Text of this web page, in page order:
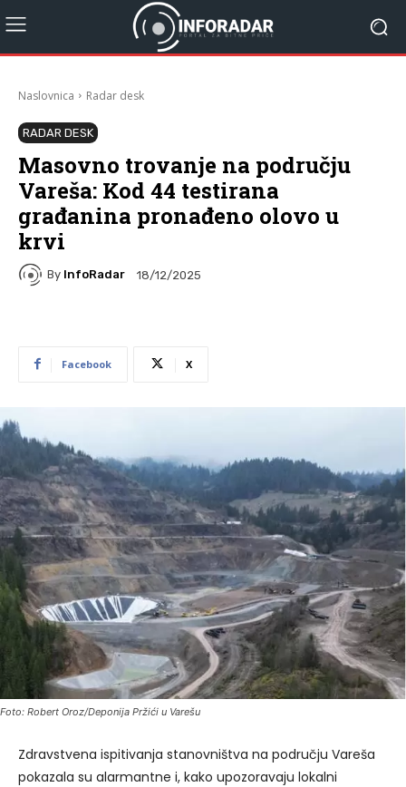
Naslovnica Radar desk
RADAR DESK
Masovno trovanje na području
Vareša: Kod 44 testirana
građanina pronađeno olovo u
krvi
By InfoRadar 18/12/2025
Facebook X
Foto: Robert Oroz/Deponija Pržići u Varešu
Zdravstvena ispitivanja stanovništva na području Vareša
pokazala su alarmantne i, kako upozoravaju lokalni